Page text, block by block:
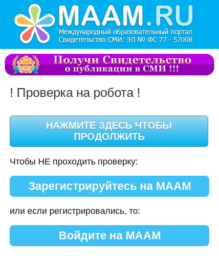
! Проверка на робота !
Чтобы НЕ проходить проверку:
Зарегистрируйтесь на МААМ
или если регистрировались, то:
Войдите на МААМ